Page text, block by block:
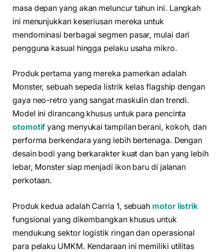
masa depan yang akan meluncur tahun ini. Langkah
ini menunjukkan keseriusan mereka untuk
mendominasi berbagai segmen pasar, mulai dari
pengguna kasual hingga pelaku usaha mikro.
Produk pertama yang mereka pamerkan adalah
Monster, sebuah sepeda listrik kelas flagship dengan
gaya neo-retro yang sangat maskulin dan trendi.
Model ini dirancang khusus untuk para pencinta
otomotif yang menyukai tampilan berani, kokoh, dan
performa berkendara yang lebih bertenaga. Dengan
desain bodi yang berkarakter kuat dan ban yang lebih
lebar, Monster siap menjadi ikon baru di jalanan
perkotaan.
Produk kedua adalah Carria 1, sebuah motor listrik
fungsional yang dikembangkan khusus untuk
mendukung sektor logistik ringan dan operasional
para pelaku UMKM. Kendaraan ini memiliki utilitas